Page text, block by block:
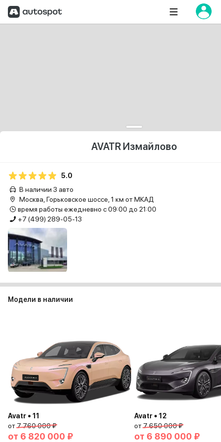
AVATR Измайлово
5.0
В наличии 3 авто
Москва, Горьковское шоссе, 1 км от МКАД
время работы ежедневно с 09:00 до 21:00
+7 (499) 289-05-13
Модели в наличии
Avatr • 11
от7 760 000 ₽
от 6 820 000 ₽
Avatr • 12
от7 650 000 ₽
от 6 890 000 ₽